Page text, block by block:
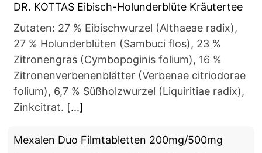
DR. KOTTAS Eibisch-Holunderblüte Kräutertee
Zutaten: 27 % Eibischwurzel (Althaeae radix),
27 % Holunderblüten (Sambuci flos), 23 %
Zitronengras (Cymbopoginis folium), 16 %
Zitronenverbenenblätter (Verbenae citriodorae
folium), 6,7 % Süßholzwurzel (Liquiritiae radix),
Zinkcitrat. [...]
Mexalen Duo Filmtabletten 200mg/500mg